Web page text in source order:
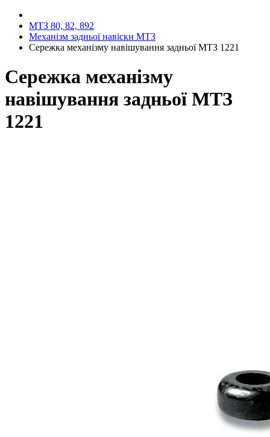
МТЗ 80, 82, 892
Механізм задньої навіски МТЗ
Сережка механізму навішування задньої МТЗ 1221
Сережка механізму
навішування задньої МТЗ
1221